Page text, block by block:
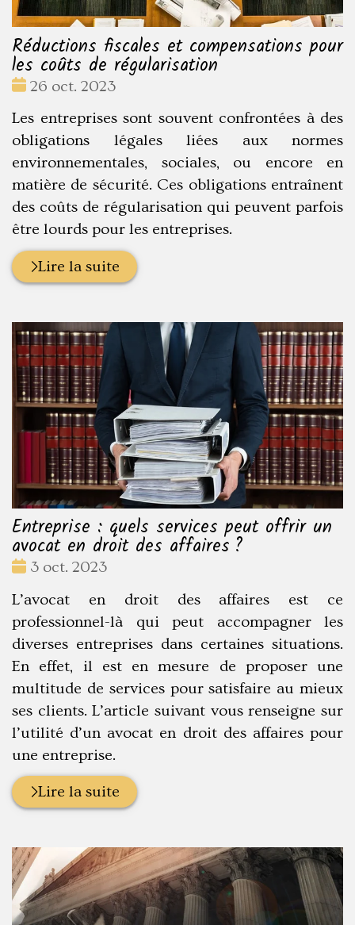
Réductions fiscales et compensations pour
les coûts de régularisation
Date
26 oct. 2023
Les entreprises sont souvent confrontées à des
obligations légales liées aux normes
environnementales, sociales, ou encore en
matière de sécurité. Ces obligations entraînent
des coûts de régularisation qui peuvent parfois
être lourds pour les entreprises.
Lire la suite
Entreprise : quels services peut offrir un
avocat en droit des affaires ?
Date
3 oct. 2023
L’avocat en droit des affaires est ce
professionnel-là qui peut accompagner les
diverses entreprises dans certaines situations.
En effet, il est en mesure de proposer une
multitude de services pour satisfaire au mieux
ses clients. L’article suivant vous renseigne sur
l’utilité d’un avocat en droit des affaires pour
une entreprise.
Lire la suite